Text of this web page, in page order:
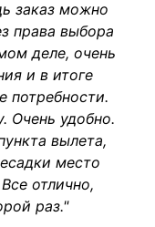
заказ можно
права выбора
деле, очень
и в итоге
потребности.
Очень удобно.
вылета,
место
отлично,
раз."